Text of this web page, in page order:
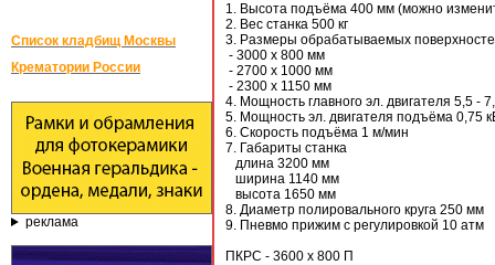
Список кладбищ Москвы
Крематории России
реклама
1. Высота подъёма 400 мм (можно
2. Вес станка 500 кг
3. Размеры обрабатываемых
- 3000 х 800 мм
- 2700 х 1000 мм
- 2300 х 1150 мм
4. Мощность главного эл. двигателя 5,5 -
5. Мощность эл. двигателя подъёма 0,75
6. Скорость подъёма 1 м/мин
7. Габариты станка
длина 3200 мм
ширина 1140 мм
высота 1650 мм
8. Диаметр полировального круга 250 мм
9. Пневмо прижим с регулировкой 10 атм
ПКРС - 3600 х 800 П